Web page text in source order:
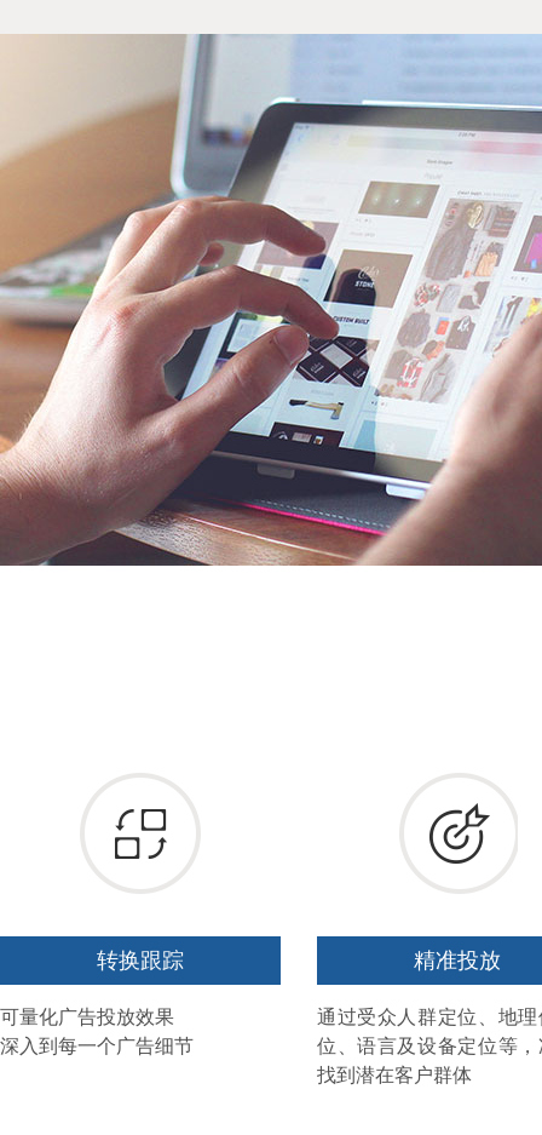
转换跟踪
可量化广告投放效果
深入到每一个广告细节
精准投放
通过受众人群定位、地理
位、语言及设备定位等，
找到潜在客户群体